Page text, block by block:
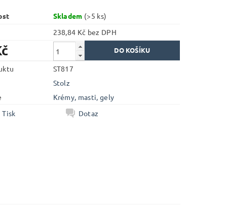
Skladem (>5 ks)
238,84 Kč bez DPH
ST817
Stolz
Krémy, masti, gely
Tisk
Dotaz